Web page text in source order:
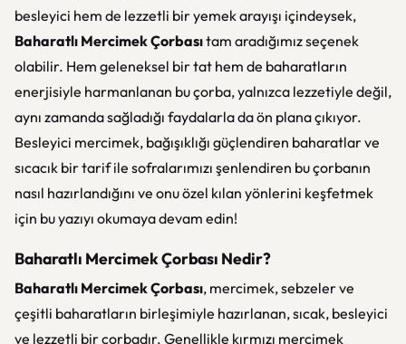
besleyici hem de lezzetli bir yemek arayışı içindeysek,
Baharatlı Mercimek Çorbasıtam aradığımız seçenek
olabilir. Hem geleneksel bir tat hem de baharatların
enerjisiyle harmanlanan bu çorba, yalnızca lezzetiyle değil,
aynı zamanda sağladığı faydalarla da ön plana çıkıyor.
Besleyici mercimek, bağışıklığı güçlendiren baharatlar ve
sıcacık bir tarif ile sofralarımızı şenlendiren bu çorbanın
nasıl hazırlandığını ve onu özel kılan yönlerini keşfetmek
için bu yazıyı okumaya devam edin!
Baharatlı Mercimek Çorbası Nedir?
Baharatlı Mercimek Çorbası, mercimek, sebzeler ve
çeşitli baharatların birleşimiyle hazırlanan, sıcak, besleyici
ve lezzetli bir çorbadır. Genellikle kırmızı mercimek